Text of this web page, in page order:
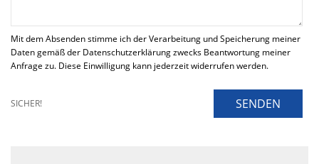
Mit dem Absenden stimme ich der Verarbeitung und Speicherung meiner
Daten gemäß der Datenschutzerklärung zwecks Beantwortung meiner
Anfrage zu. Diese Einwilligung kann jederzeit widerrufen werden.
SICHER! SENDEN